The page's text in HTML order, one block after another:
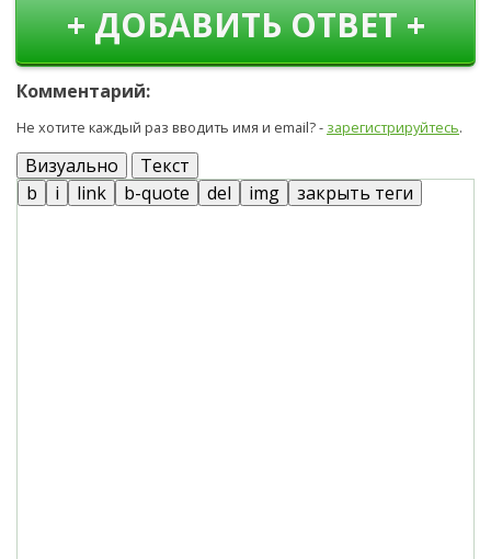
+ ДОБАВИТЬ ОТВЕТ +
Комментарий:
Не хотите каждый раз вводить имя и email? - зарегистрируйтесь.
Визуально Текст